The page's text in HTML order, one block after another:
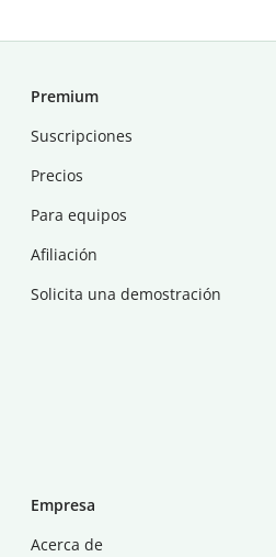
Premium
Suscripciones
Precios
Para equipos
Afiliación
Solicita una demostración
Empresa
Acerca de